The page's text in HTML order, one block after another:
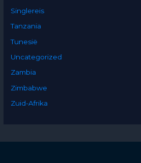
Singlereis
Tanzania
Tunesië
Uncategorized
Zambia
Zimbabwe
Zuid-Afrika